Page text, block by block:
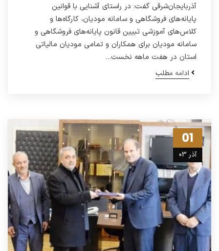
آذربایجان‌شرقی گفت: در راستای آشنایی با قوانین
پایانه‌های فروشگاهی و سامانه مودیان، کارگاه‌ها و
کلاس‌های آموزشی تبیین قانون پایانه‌های فروشگاهی و
سامانه مودیان برای همکاران و تمامی مودیان مالیاتی
استان در هفت ماهه نخست…
ادامه مطلب
01
آذر 03